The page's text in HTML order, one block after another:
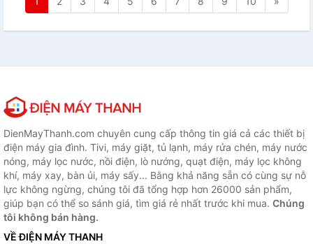
DienMayThanh.com chuyên cung cấp thông tin giá cả các thiết bị
điện máy gia đình. Tivi, máy giặt, tủ lạnh, máy rửa chén, máy nước
nóng, máy lọc nước, nồi điện, lò nướng, quạt điện, máy lọc không
khí, máy xay, bàn ủi, máy sấy... Bằng khả năng sẵn có cùng sự nỗ
lực không ngừng, chúng tôi đã tổng hợp hơn 26000 sản phẩm,
giúp bạn có thể so sánh giá, tìm giá rẻ nhất trước khi mua. Chúng
tôi không bán hàng.
VỀ ĐIỆN MÁY THANH